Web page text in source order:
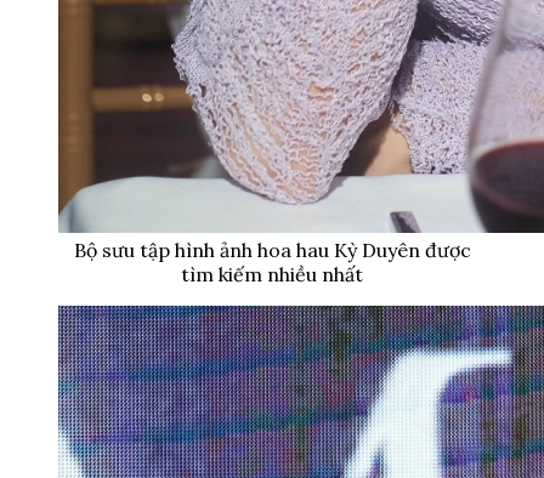
Bộ sưu tập hình ảnh hoa hau Kỳ Duyên được
tìm kiếm nhiều nhất